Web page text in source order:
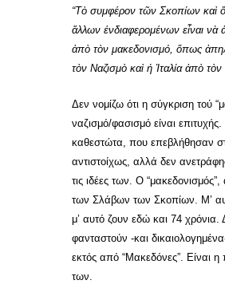
“Τὸ συμφέρον τῶν Σκοπίων καὶ
ἄλλων ἐνδιαφερομένων εἶναι νὰ
ἀπὸ τὸν μακεδονισμό, ὅπως
τὸν Ναζισμὸ καὶ ἡ Ἰταλία ἀπὸ
Δεν νομίζω ότι η σύγκριση τού
ναζισμό/φασισμό είναι
καθεστώτα, που επεβλήθησαν
αντιστοίχως, αλλά δεν
τις ιδέες των. Ο
των Σλάβων των Σκοπίων. Μ’
μ’ αυτό ζουν εδώ και 74
φανταστούν -και δικαιολογημένα-
εκτός από “Μακεδόνες”. Είναι
των.